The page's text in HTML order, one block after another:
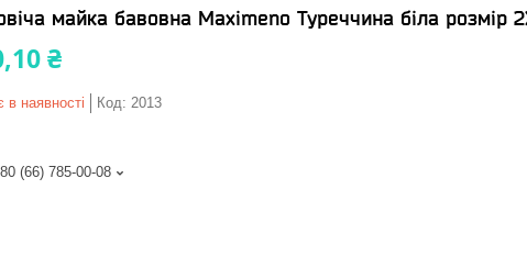
майка бавовна Maximeno Туреччина біла розмір
₴
в наявності Код: 2013
(66) 785-00-08